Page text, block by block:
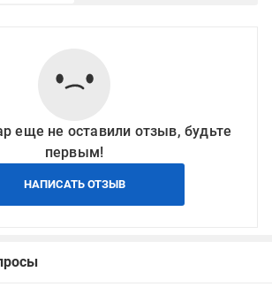
еще не оставили отзыв, будьте
первым!
НАПИСАТЬ ОТЗЫВ